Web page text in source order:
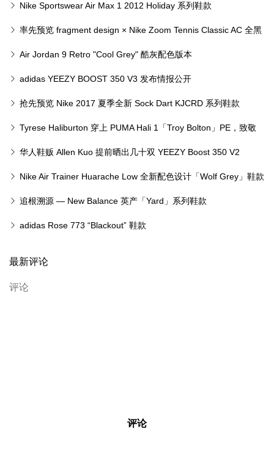
High OG「Sport Royal」最新联名配色
Nike Sportswear Air Max 1 2012 Holiday 系列鞋款
率先预览 fragment design × Nike Zoom Tennis Classic AC 全黑
配色鞋款
Air Jordan 9 Retro "Cool Grey" 酷灰配色版本
adidas YEEZY BOOST 350 V3 发布情报公开
抢先预览 Nike 2017 夏季全新 Sock Dart KJCRD 系列鞋款
Tyrese Haliburton 穿上 PUMA Hali 1「Troy Bolton」PE，致敬
《High School Musical》
华人鞋贩 Allen Kuo 提前晒出几十双 YEEZY Boost 350 V2
Nike Air Trainer Huarache Low 全新配色设计「Wolf Grey」鞋款
追根溯源 — New Balance 英产「Yard」系列鞋款
adidas Rose 773 “Blackout” 鞋款
最新评论
评论